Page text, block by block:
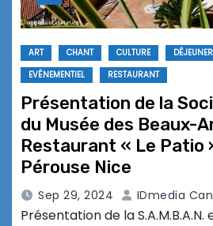
ART CHANT CULTURE
EVÉNEMENTIEL
RESTAURANT
Présentation de la
du Musée des Beaux-
Restaurant « Le Patio
Pérouse Nice
Sep 29, 2024 IDmedia
Présentation de la S.A.M.B.A.N.